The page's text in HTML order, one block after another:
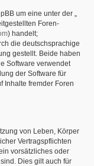
um eine unter der „
Foren-
) handelt;
die deutschsprachige
gestellt. Beide haben
Software verwendet
der Software für
Inhalte fremder Foren
von Leben, Körper
Vertragspflichten
vorsätzliches oder
Dies gilt auch für